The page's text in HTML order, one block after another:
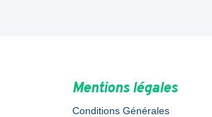
Mentions légales
Conditions Générales